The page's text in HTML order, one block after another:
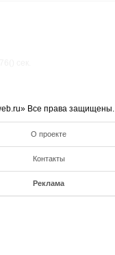
Все права защищены.
О проекте
Контакты
Реклама